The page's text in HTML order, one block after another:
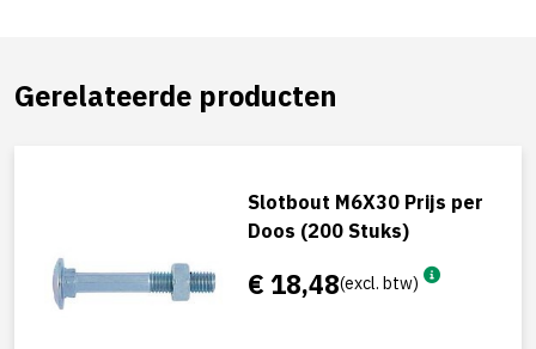
Gerelateerde producten
Slotbout M6X30 Prijs per
Doos (200 Stuks)
€ 18,48(excl. btw)